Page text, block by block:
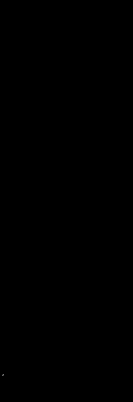
комплекте блок
что позволяет
в качестве